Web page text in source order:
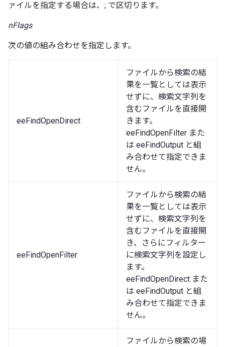
ァイルを指定する場合は、; で区切ります。
nFlags
次の値の組み合わせを指定します。
eeFindOpenDirect
ファイルから検索の結
果を一覧としては表示
せずに、検索文字列を
含むファイルを直接開
きます。
eeFindOpenFilter また
は eeFindOutput と組
み合わせて指定できま
せん。
eeFindOpenFilter
ファイルから検索の結
果を一覧としては表示
せずに、検索文字列を
含むファイルを直接開
き、さらにフィルター
に検索文字列を設定し
ます。
eeFindOpenDirect また
は eeFindOutput と組
み合わせて指定できま
せん。
ファイルから検索の場